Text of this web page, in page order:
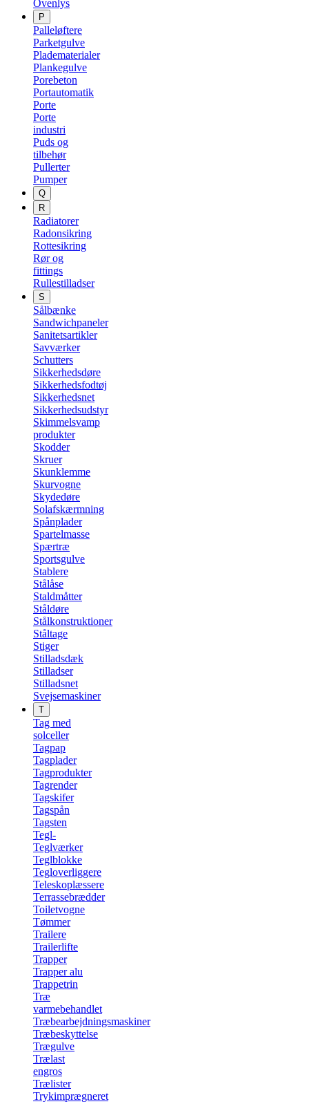
Ovenlys
P
Palleløftere
Parketgulve
Pladematerialer
Plankegulve
Porebeton
Portautomatik
Porte
Porte
industri
Puds og
tilbehør
Pullerter
Pumper
Q
R
Radiatorer
Radonsikring
Rottesikring
Rør og
fittings
Rullestilladser
S
Sålbænke
Sandwichpaneler
Sanitetsartikler
Savværker
Schutters
Sikkerhedsdøre
Sikkerhedsfodtøj
Sikkerhedsnet
Sikkerhedsudstyr
Skimmelsvamp
produkter
Skodder
Skruer
Skunklemme
Skurvogne
Skydedøre
Solafskærmning
Spånplader
Spartelmasse
Spærtræ
Sportsgulve
Stablere
Stålåse
Staldmåtter
Ståldøre
Stålkonstruktioner
Ståltage
Stiger
Stilladsdæk
Stilladser
Stilladsnet
Svejsemaskiner
T
Tag med
solceller
Tagpap
Tagplader
Tagprodukter
Tagrender
Tagskifer
Tagspån
Tagsten
Tegl-
Teglværker
Teglblokke
Tegloverliggere
Teleskoplæssere
Terrassebrædder
Toiletvogne
Tømmer
Trailere
Trailerlifte
Trapper
Trapper alu
Trappetrin
Træ
varmebehandlet
Træbearbejdningsmaskiner
Træbeskyttelse
Trægulve
Trælast
engros
Trælister
Trykimprægneret